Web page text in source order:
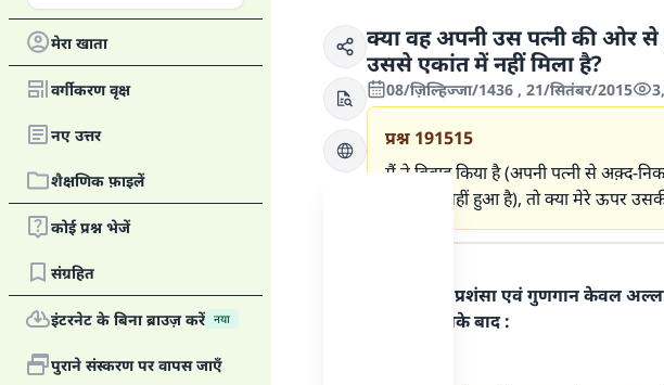
मेरा खाता
वर्गीकरण वृक्ष
नए उत्तर
शैक्षणिक फ़ाइलें
कोई प्रश्न भेजें
संग्रहित
इंटरनेट के बिना ब्राउज़ करें नया
पुराने संस्करण पर वापस जाएँ
क्या वह अपनी उस पत्नी की ओर से
उससे एकांत में नहीं मिला है?
08/ज़िल्हिज्जा/1436 , 21/सितंबर/2015
प्रश्न 191515
मैं ने विवाह किया है (अपनी पत्नी से अक़्द-
में मिलाप नहीं हुआ है), तो क्या मेरे ऊपर
हर प्रकार की प्रशंसा एवं गुणगान केवल
रसूल पर। इसके बाद :